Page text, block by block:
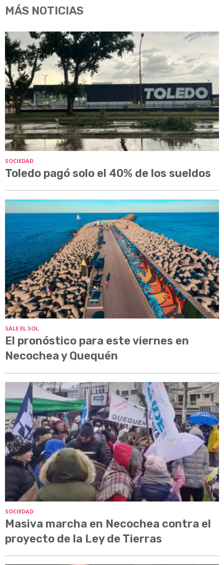
MÁS NOTICIAS
SOCIEDAD
Toledo pagó solo el 40% de los sueldos
SALE EL SOL
El pronóstico para este viernes en
Necochea y Quequén
SOCIEDAD
Masiva marcha en Necochea contra el
proyecto de la Ley de Tierras